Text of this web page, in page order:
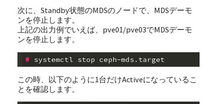
次に、Standby状態のMDSのノードで、MDSデーモ
ンを停止します。
上記の出力例でいえば、pve01/pve03でMDSデーモ
ンを停止します。
#
この時、以下のように1台だけActiveになっているこ
とを確認します。